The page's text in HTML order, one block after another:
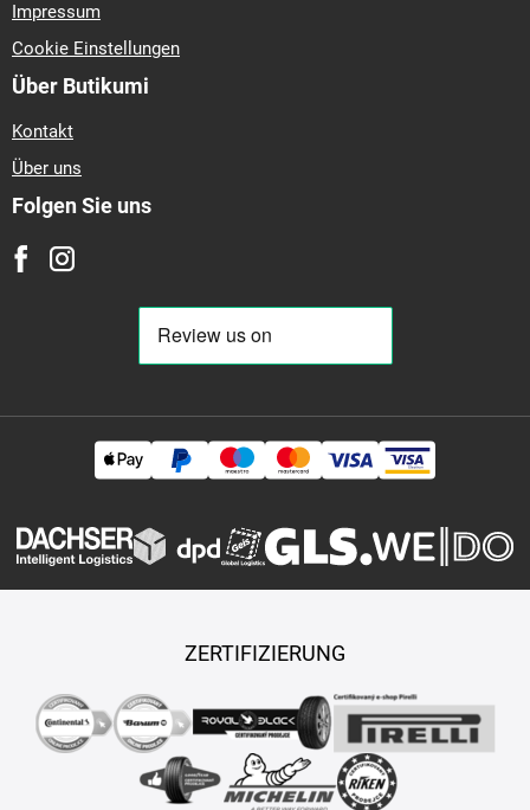
Impressum
Cookie Einstellungen
Über Butikumi
Kontakt
Über uns
Folgen Sie uns
ZERTIFIZIERUNG